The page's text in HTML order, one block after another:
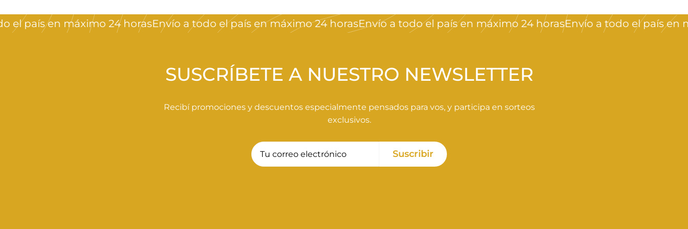
,
en máximo 24 horasEnvío a todo el país en máximo 24 horasEnvío a todo el país en máximo 24 horasEnvío a todo el país en
SUSCRÍBETE A NUESTRO NEWSLETTER
Recibí promociones y descuentos especialmente pensados para vos, y participa en sorteos
exclusivos.
Suscribir